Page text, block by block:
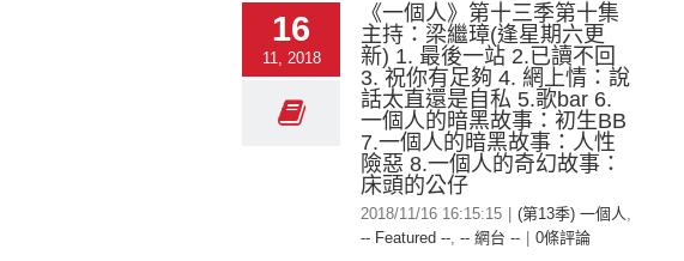
16
11, 2018
《一個人》第十三季第十集
主持：梁繼璋(逢星期六更
新) 1. 最後一站 2.已讀不回
3. 祝你有足夠 4. 網上情：說
話太直還是自私 5.歌bar 6.
一個人的暗黑故事：初生BB
7.一個人的暗黑故事：人性
險惡 8.一個人的奇幻故事：
床頭的公仔
2018/11/16 16:15:15 (第13季) 一個人,
-- Featured --, -- 網台 -- 0條評論